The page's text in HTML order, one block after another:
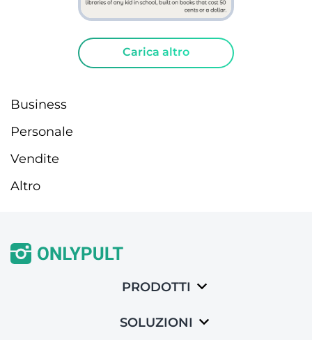
Carica altro
Business
Personale
Vendite
Altro
PRODOTTI
SOLUZIONI